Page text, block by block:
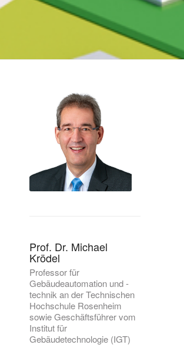
Prof. Dr. Michael
Krödel
Professor für
Gebäudeautomation und -
technik an der Technischen
Hochschule Rosenheim
sowie Geschäftsführer vom
Institut für
Gebäudetechnologie (IGT)